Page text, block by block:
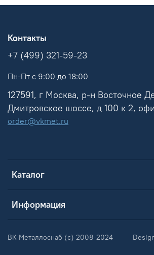
Каталог
Информация
Контакты
+7 (499) 321-59-23
Пн-Пт с 9:00 до 18:00
127591, г Москва, р-н Восточное
Дмитровское шоссе, д 100 к 2,
order@vkmet.ru
ВК Металлоснаб (c) 2008-2024